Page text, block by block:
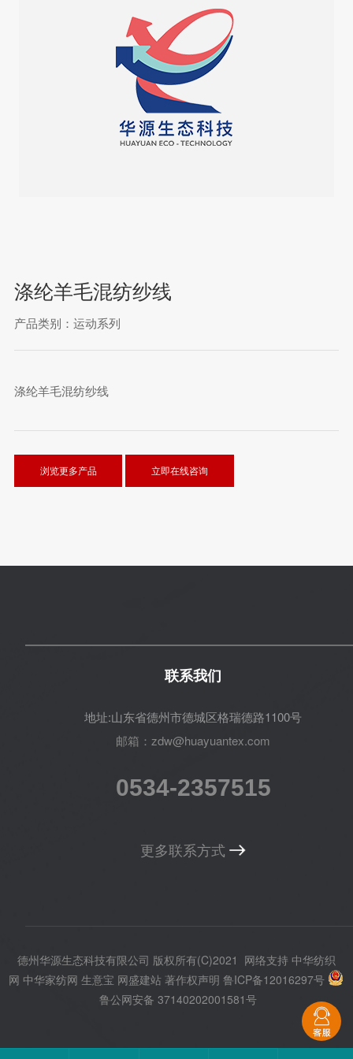
涤纶羊毛混纺纱线
产品类别：运动系列
涤纶羊毛混纺纱线
浏览更多产品 立即在线咨询
联系我们
地址:山东省德州市德城区格瑞德路1100号
邮箱：zdw@huayuantex.com
0534-2357515
更多联系方式
德州华源生态科技有限公司 版权所有(C)2021 网络支持 中华纺织
网 中华家纺网 生意宝 网盛建站 著作权声明 鲁ICP备12016297号
鲁公网安备 37140202001581号